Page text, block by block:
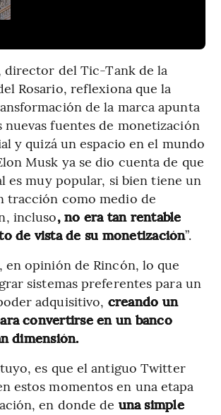
director del Tic-Tank de la
Rosario, reflexiona que la
de la marca apunta
nuevas fuentes de monetización
y quizá un espacio en el mundo
Musk ya se dio cuenta de que
es muy popular, si bien tiene un
tracción como medio de
incluso, no era tan rentable
de vista de su monetización”.
en opinión de Rincón, lo que
sistemas preferentes para un
adquisitivo, creando un
convertirse en un banco
dimensión.
es que el antiguo Twitter
estos momentos en una etapa
en donde de una simple